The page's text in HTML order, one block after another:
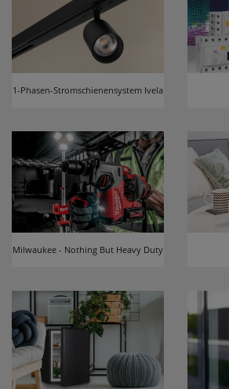
1-Phasen-Stromschienensystem Ivela
Milwaukee - Nothing But Heavy Duty